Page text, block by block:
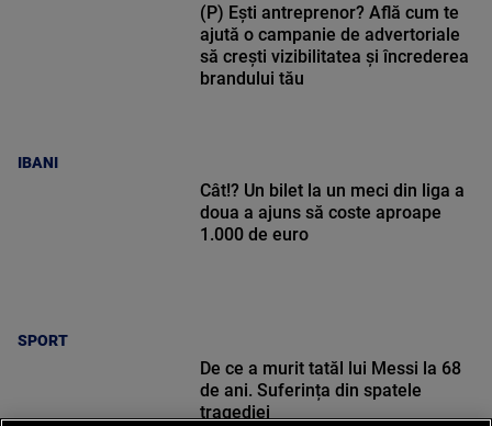
IBANI
(P) Ești antreprenor? Află cum te
ajută o campanie de advertoriale
să crești vizibilitatea și încrederea
brandului tău
SPORT
Cât!? Un bilet la un meci din liga a
doua a ajuns să coste aproape
1.000 de euro
De ce a murit tatăl lui Messi la 68
de ani. Suferința din spatele
tragediei